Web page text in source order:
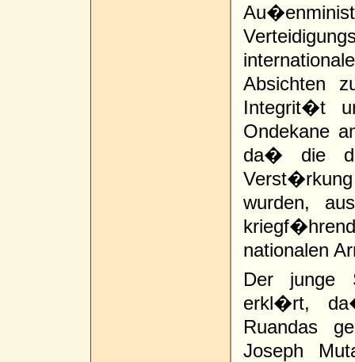
Absichten
Integrit�t
Ondekane
da� die
wurden,
nationalen
Der junge
erkl�rt,
Ruandas
Joseph